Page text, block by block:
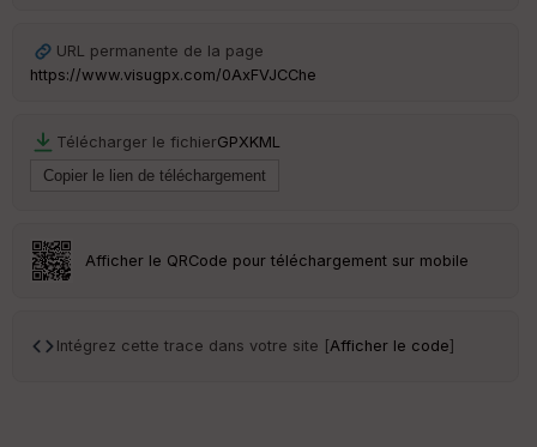
URL permanente de la page
https://www.visugpx.com/0AxFVJCChe
Télécharger le fichierGPXKML
Afficher le QRCode pour téléchargement sur mobile
Intégrez cette trace dans votre site [Afficher le code]